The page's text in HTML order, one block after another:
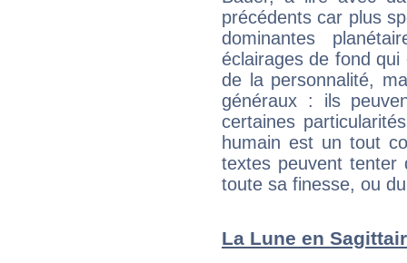
précédents car plus
dominantes
éclairages de fond
de la personnalité,
généraux : ils
certaines
humain est un tout
textes peuvent tenter
toute sa finesse, ou
La Lune en